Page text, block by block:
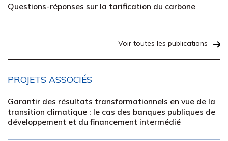
Questions-réponses sur la tarification du carbone
Voir toutes les publications
PROJETS ASSOCIÉS
Garantir des résultats transformationnels en vue de la
transition climatique : le cas des banques publiques de
développement et du financement intermédié